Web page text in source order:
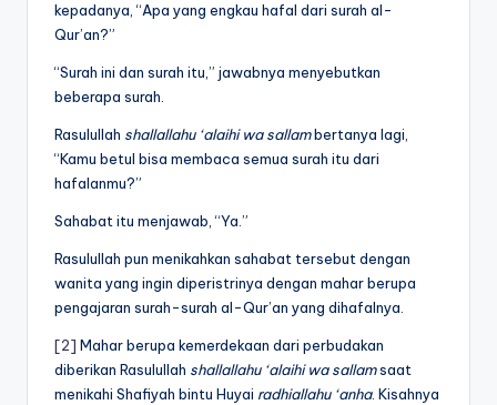
kepadanya, “Apa yang engkau hafal dari surah al-
Qur’an?”
“Surah ini dan surah itu,” jawabnya menyebutkan
beberapa surah.
Rasulullah shallallahu ‘alaihi wa sallambertanya lagi,
“Kamu betul bisa membaca semua surah itu dari
hafalanmu?”
Sahabat itu menjawab, “Ya.”
Rasulullah pun menikahkan sahabat tersebut dengan
wanita yang ingin diperistrinya dengan mahar berupa
pengajaran surah-surah al-Qur’an yang dihafalnya.
[2] Mahar berupa kemerdekaan dari perbudakan
diberikan Rasulullah shallallahu ‘alaihi wa sallamsaat
menikahi Shafiyah bintu Huyai radhiallahu ‘anha. Kisahnya